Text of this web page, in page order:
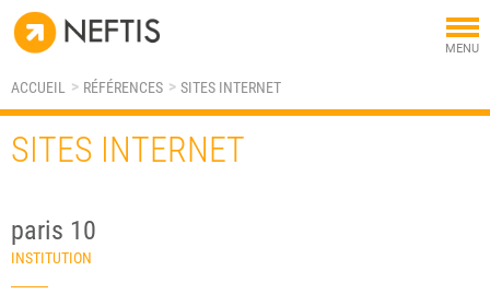
MENU
ACCUEIL RÉFÉRENCES SITES INTERNET
SITES INTERNET
paris 10
INSTITUTION